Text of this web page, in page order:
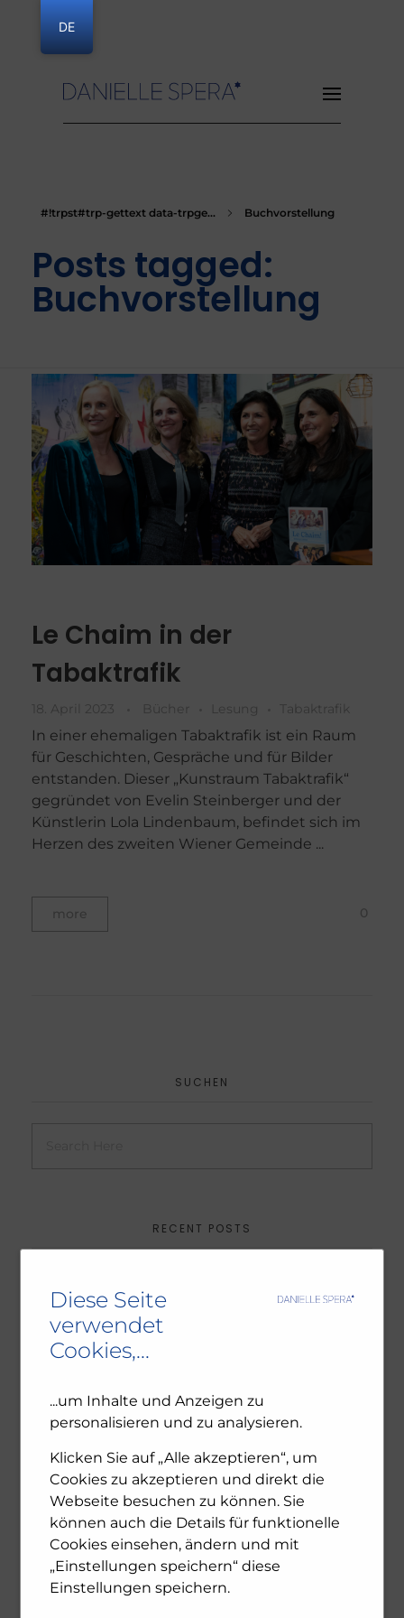
#!trpst#trp-gettext data-trpge... Buchvorstellung
Posts tagged:
Buchvorstellung
Le Chaim in der
Tabaktrafik
18. April 2023 Bücher Lesung Tabaktrafik
In einer ehemaligen Tabaktrafik ist ein Raum
für Geschichten, Gespräche und für Bilder
entstanden. Dieser „Kunstraum Tabaktrafik“
gegründet von Evelin Steinberger und der
Künstlerin Lola Lindenbaum, befindet sich im
Herzen des zweiten Wiener Gemeinde ...
more 0
SUCHEN
RECENT POSTS
ORF-III-Dokumentation „Das jüdische Wien“
Leseprobe: Bewegte Zeiten – Erinnern für die
Zukunft. 1945-2025
ARCHIV
December 2025
October 2025
July 2025
June 2025
April 2025
February 2025
DE
Diese Seite
verwendet
Cookies,...
...um Inhalte und Anzeigen zu
personalisieren und zu analysieren.
Klicken Sie auf „Alle akzeptieren“, um
Cookies zu akzeptieren und direkt die
Webseite besuchen zu können. Sie
können auch die Details für funktionelle
Cookies einsehen, ändern und mit
„Einstellungen speichern“ diese
Einstellungen speichern.